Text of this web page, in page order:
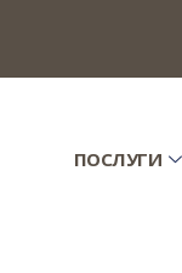
ПОСЛУГИ